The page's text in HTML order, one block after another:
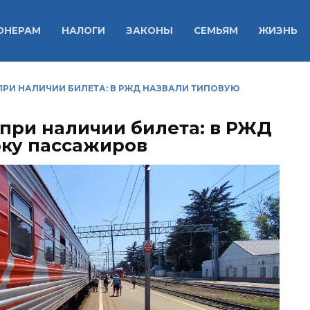
НАЛОГИ ЗАКОНЫ СЕМЬЯМ ЖИЗНЬ
НАЛИЧИИ БИЛЕТА: В РЖД НАЗВАЛИ ТИПОВУЮ
наличии билета: в РЖД
пассажиров